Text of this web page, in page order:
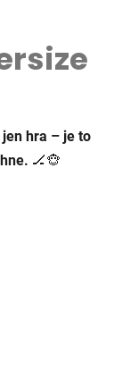
hra – je to
🏒🐵